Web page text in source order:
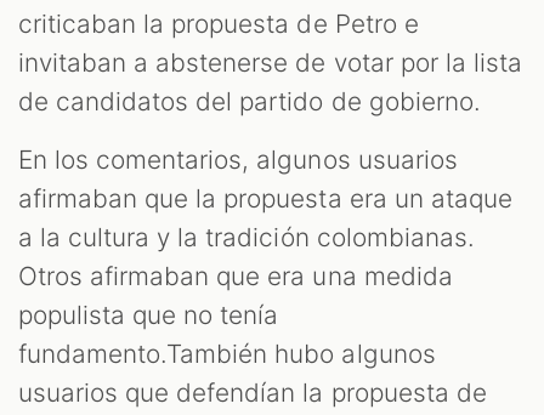
criticaban la propuesta de Petro e
invitaban a abstenerse de votar por la lista
de candidatos del partido de gobierno.
En los comentarios, algunos usuarios
afirmaban que la propuesta era un ataque
a la cultura y la tradición colombianas.
Otros afirmaban que era una medida
populista que no tenía
fundamento.También hubo algunos
usuarios que defendían la propuesta de